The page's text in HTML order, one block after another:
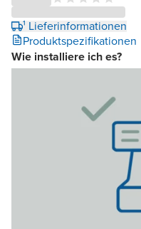
¹ Lieferinformationen
Produktspezifikationen
Wie installiere ich es?